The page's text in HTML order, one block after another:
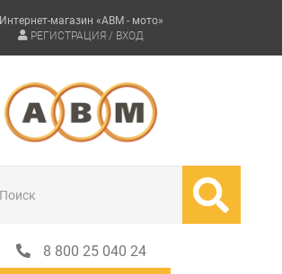
Интернет-магазин «АВМ - мото»
РЕГИСТРАЦИЯ / ВХОД
8 800 25 040 24